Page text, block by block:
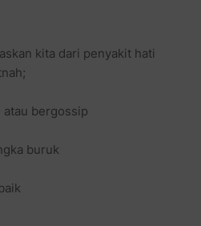
kita dari penyakit hati
atau bergossip
buruk